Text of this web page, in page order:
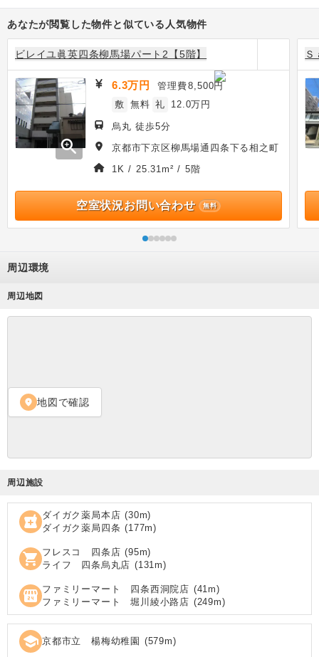
あなたが閲覧した物件と似ている人気物件
ビレイユ眞英四条柳馬場パート2【5階】
zoom_in
6.3万円 管理費8,500円
敷 無料 礼 12.0万円
烏丸 徒歩5分
京都市下京区柳馬場通四条下る相之町
1K / 25.31m² / 5階
空室状況お問い合わせ 無料
周辺環境
周辺地図
location_on 地図で確認
周辺施設
local_pharmacy ダイガク薬局本店 (30m)
ダイガク薬局四条 (177m)
shopping_cart フレスコ 四条店 (95m)
ライフ 四条烏丸店 (131m)
local_convenience_store ファミリーマート 四条西洞院店 (41m)
ファミリーマート 堀川綾小路店 (249m)
school 京都市立 楊梅幼稚園 (579m)